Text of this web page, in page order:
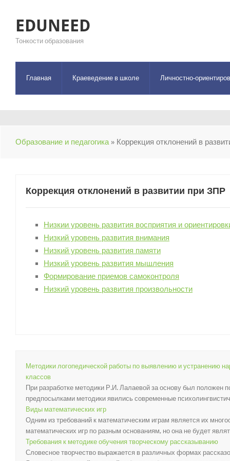
EDUNEED
Тонкости образования
Главная Краеведение в школе Личностно-
Образование и педагогика» Коррекция отклонений в
Коррекция отклонений в развитии при ЗПР
Низкии уровень развития восприятия и
Низкий уровень развития внимания
Низкий уровень развития памяти
Низкий уровень развития мышления
Формирование приемов самоконтроля
Низкий уровень развития произвольности
Методики логопедической работы по выявлению и устранению
классов
При разработке методики Р.И. Лалаевой за основу был положен
предпосылками методики явились современные
Виды математических игр
Одним из требований к математическим играм является их
математических игр по разным основаниям, но она не будет
Требования к методике обучения творческому рассказыванию
Словесное творчество выражается в различных формах